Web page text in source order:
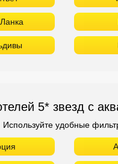
5* звезд с
Используйте удобные